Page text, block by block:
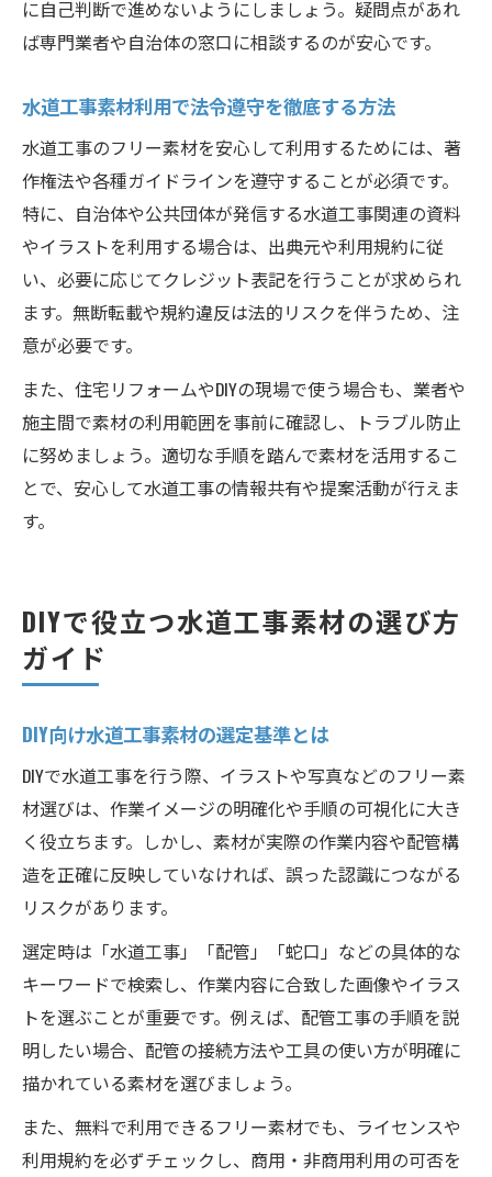
に自己判断で進めないようにしましょう。疑問点があれ
ば専門業者や自治体の窓口に相談するのが安心です。
水道工事素材利用で法令遵守を徹底する方法
水道工事のフリー素材を安心して利用するためには、著
作権法や各種ガイドラインを遵守することが必須です。
特に、自治体や公共団体が発信する水道工事関連の資料
やイラストを利用する場合は、出典元や利用規約に従
い、必要に応じてクレジット表記を行うことが求められ
ます。無断転載や規約違反は法的リスクを伴うため、注
意が必要です。
また、住宅リフォームやDIYの現場で使う場合も、業者や
施主間で素材の利用範囲を事前に確認し、トラブル防止
に努めましょう。適切な手順を踏んで素材を活用するこ
とで、安心して水道工事の情報共有や提案活動が行えま
す。
DIYで役立つ水道工事素材の選び方
ガイド
DIY向け水道工事素材の選定基準とは
DIYで水道工事を行う際、イラストや写真などのフリー素
材選びは、作業イメージの明確化や手順の可視化に大き
く役立ちます。しかし、素材が実際の作業内容や配管構
造を正確に反映していなければ、誤った認識につながる
リスクがあります。
選定時は「水道工事」「配管」「蛇口」などの具体的な
キーワードで検索し、作業内容に合致した画像やイラス
トを選ぶことが重要です。例えば、配管工事の手順を説
明したい場合、配管の接続方法や工具の使い方が明確に
描かれている素材を選びましょう。
また、無料で利用できるフリー素材でも、ライセンスや
利用規約を必ずチェックし、商用・非商用利用の可否を